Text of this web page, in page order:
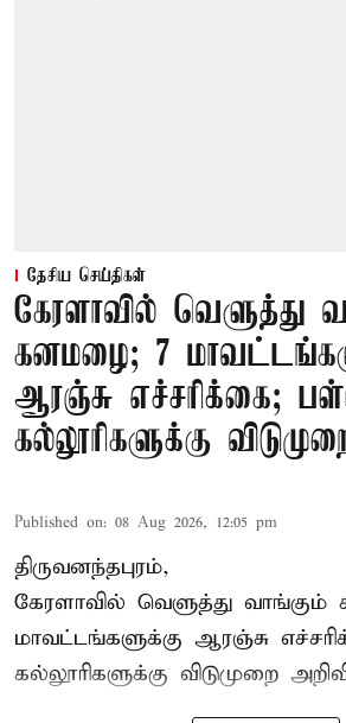
தேசிய செய்திகள்
கேரளாவில் வெளுத்து
கனமழை; 7
ஆரஞ்சு எச்சரிக்கை;
கல்லூரிகளுக்கு
Published on: 08 Aug 2026, 12:05 pm
திருவனந்தபுரம்,
கேரளாவில் வெளுத்து
மாவட்டங்களுக்கு ஆரஞ்சு
கல்லூரிகளுக்கு விடுமுறை